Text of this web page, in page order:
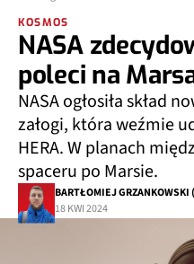
KOSMOS
NASA
poleci na
NASA ogłosiła skład
załogi, która weźmie
HERA. W planach
spaceru po Marsie.
BARTŁOMIEJ GRZANKOWSKI
18 KWI 2024